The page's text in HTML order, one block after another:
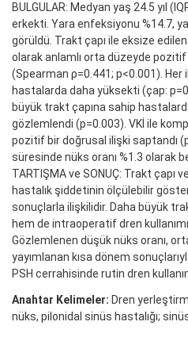
BULGULAR: Medyan yaş 24.5 yıl
erkekti. Yara enfeksiyonu %14.7,
görüldü. Trakt çapı ile eksize
olarak anlamlı orta düzeyde
(Spearman ρ=0.441; p<0.001).
hastalarda daha yüksekti (çap:
büyük trakt çapına sahip
gözlemlendi (p=0.003). VKİ ile
pozitif bir doğrusal ilişki saptandı
süresinde nüks oranı %1.3 olarak
TARTIŞMA ve SONUÇ: Trakt çapı
hastalık şiddetinin ölçülebilir
sonuçlarla ilişkilidir. Daha büyük
hem de intraoperatif dren
Gözlemlenen düşük nüks oranı,
yayımlanan kısa dönem
PSH cerrahisinde rutin dren
Anahtar Kelimeler: Dren
nüks, pilonidal sinüs hastalığı;